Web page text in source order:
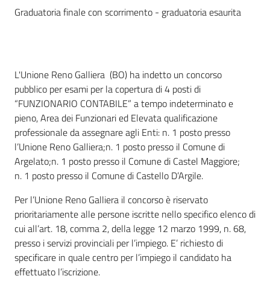
Graduatoria finale con scorrimento - graduatoria esaurita
L'Unione Reno Galliera (BO) ha indetto un concorso
pubblico per esami per la copertura di 4 posti di
“FUNZIONARIO CONTABILE” a tempo indeterminato e
pieno, Area dei Funzionari ed Elevata qualificazione
professionale da assegnare agli Enti: n. 1 posto presso
l’Unione Reno Galliera;n. 1 posto presso il Comune di
Argelato;n. 1 posto presso il Comune di Castel Maggiore;
n. 1 posto presso il Comune di Castello D’Argile.
Per l’Unione Reno Galliera il concorso è riservato
prioritariamente alle persone iscritte nello specifico elenco di
cui all’art. 18, comma 2, della legge 12 marzo 1999, n. 68,
presso i servizi provinciali per l’impiego. E’ richiesto di
specificare in quale centro per l’impiego il candidato ha
effettuato l’iscrizione.